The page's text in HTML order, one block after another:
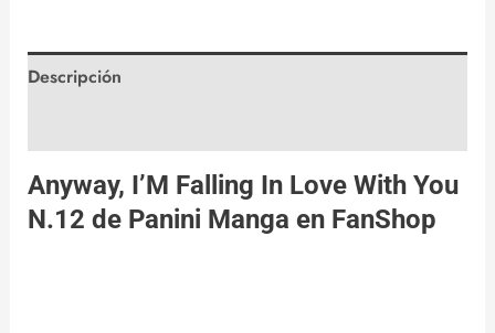
Descripción
Anyway, I’M Falling In Love With You
N.12 de Panini Manga en FanShop